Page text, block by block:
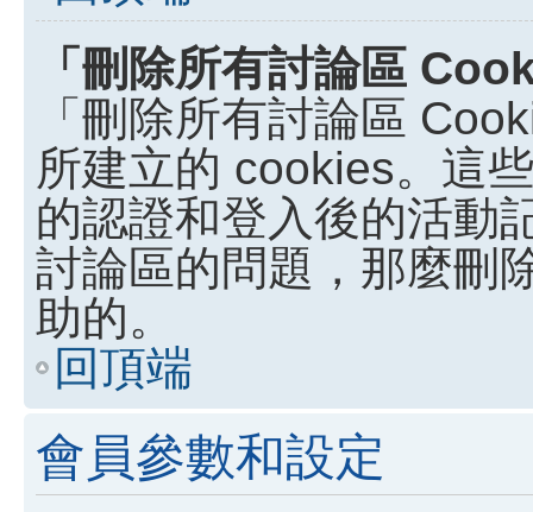
「刪除所有討論區
「刪除所有討論區
所建立的 cookies。這
的認證和登入後的活動
討論區的問題，那麼刪
助的。
回頂端
會員參數和設定